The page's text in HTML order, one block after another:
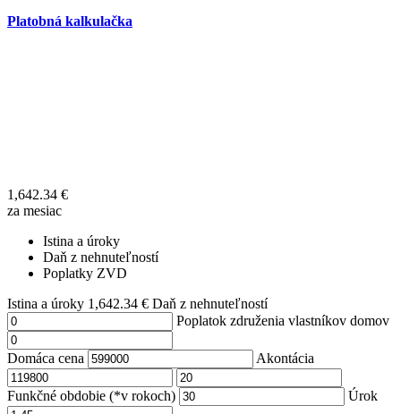
Platobná kalkulačka
1,642.34 €
za mesiac
Istina a úroky
Daň z nehnuteľností
Poplatky ZVD
Istina a úroky 1,642.34 € Daň z nehnuteľností
Poplatok združenia vlastníkov domov
Domáca cena Akontácia
Funkčné obdobie (*v rokoch) Úrok